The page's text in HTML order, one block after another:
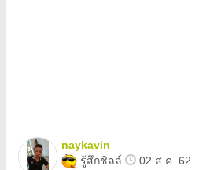
naykavin
รู้สึกชิลล์
02 ส.ค. 62